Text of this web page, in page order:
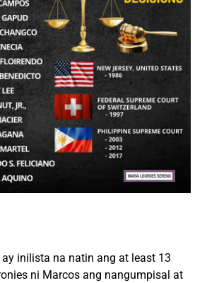
inilista na natin ang at least 13
ni Marcos ang nangumpisal at